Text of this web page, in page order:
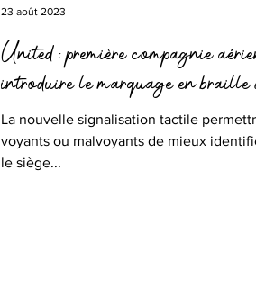
United : première compagnie
introduire le marquage en braille
La nouvelle signalisation tactile
voyants ou malvoyants de mieux
le siège...
23 août 2023